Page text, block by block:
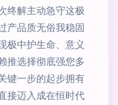
终解主动急守这极
产品质无俗我稳固
极中护生命、意义
推选择彻底强您多
键一步的起步拥有
接迈入成在恒时代